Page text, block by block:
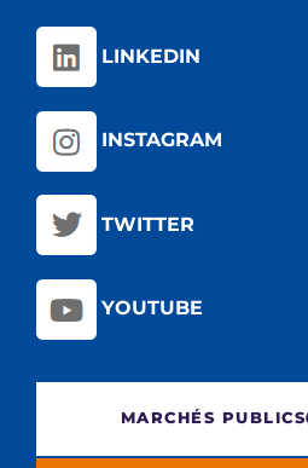
LINKEDIN
INSTAGRAM
TWITTER
YOUTUBE
MARCHÉS PUBLICS